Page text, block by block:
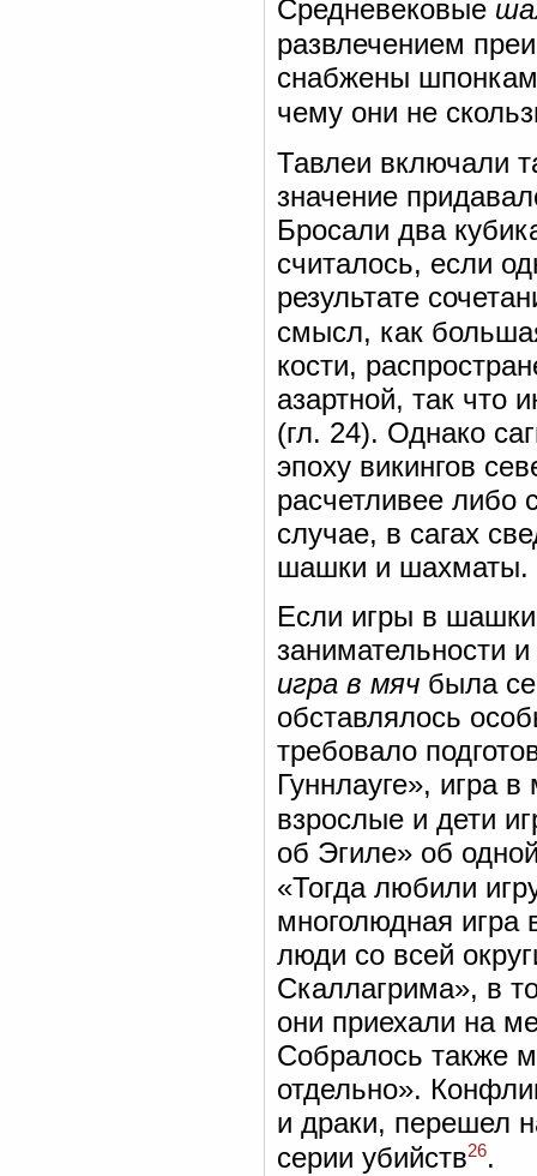
Средневековые
развлечением
снабжены
чему они не
Тавлеи включали
значение
Бросали два
считалось, если
результате
смысл, как
кости,
азартной, так что
(гл. 24). Однако
эпоху викингов
расчетливее либо
случае, в сагах
шашки и шахматы.
Если игры в
занимательности
игра в мяч была
обставлялось
требовало
Гуннлауге», игра
взрослые и дети
об Эгиле» об
«Тогда любили
многолюдная
люди со всей
Скаллагрима», в
они приехали на
Собралось также
отдельно».
и драки, перешел
серии убийств26.